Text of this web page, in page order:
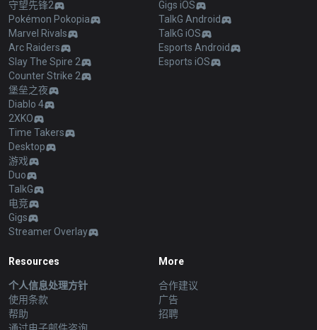
守望先锋2
Pokémon Pokopia
Marvel Rivals
Arc Raiders
Slay The Spire 2
Counter Strike 2
堡垒之夜
Diablo 4
2XKO
Time Takers
Desktop
游戏
Duo
TalkG
电竞
Gigs
Streamer Overlay
Gigs iOS
TalkG Android
TalkG iOS
Esports Android
Esports iOS
Resources
个人信息处理方针
使用条款
帮助
More
合作建议
广告
招聘